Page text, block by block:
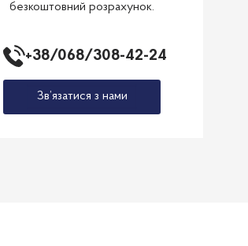
безкоштовний розрахунок.
+38/068/308-42-24
Зв’язатися з нами